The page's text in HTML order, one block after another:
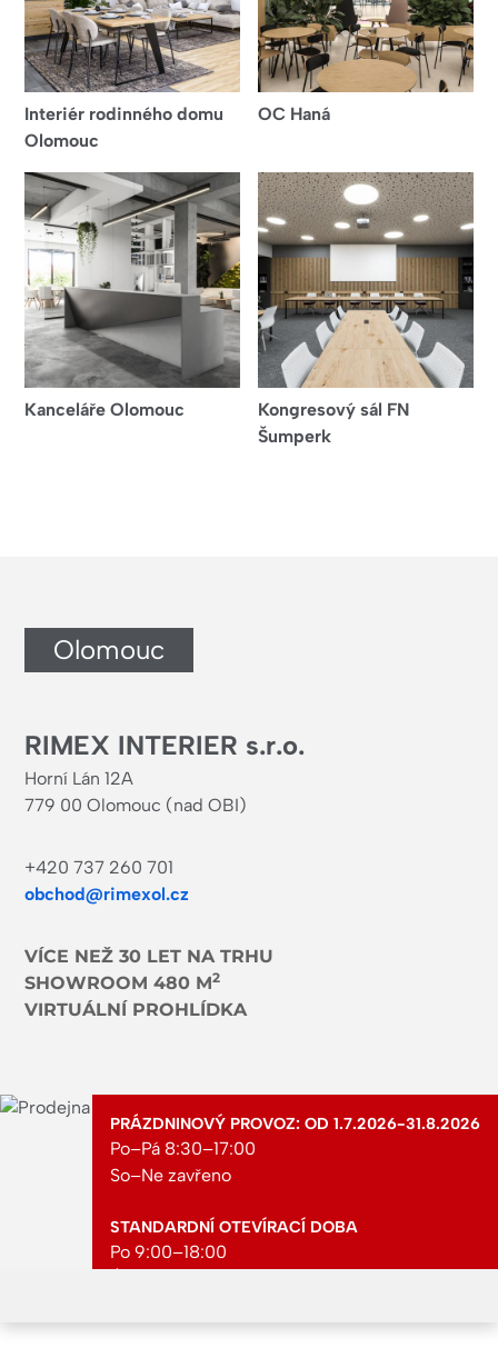
Interiér rodinného domu
Olomouc
OC Haná
Kanceláře Olomouc
Kongresový sál FN
Šumperk
Olomouc
RIMEX INTERIER s.r.o.
Horní Lán 12A
779 00 Olomouc (nad OBI)
+420 737 260 701
obchod@rimexol.cz
VÍCE NEŽ 30 LET NA TRHU
SHOWROOM 480 M2
VIRTUÁLNÍ PROHLÍDKA
PRÁZDNINOVÝ PROVOZ: OD 1.7.2026-31.8.2026
Po–Pá 8:30–17:00
So–Ne zavřeno
STANDARDNÍ OTEVÍRACÍ DOBA
Po 9:00–18:00
Čt 9:00–18:00